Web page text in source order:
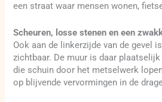
een straat waar mensen wonen,
Scheuren, losse stenen en een
Ook aan de linkerzijde van de gevel
zichtbaar. De muur is daar
die schuin door het metselwerk
op blijvende vervormingen in de